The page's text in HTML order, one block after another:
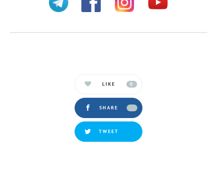
LIKE 0
SHARE
TWEET